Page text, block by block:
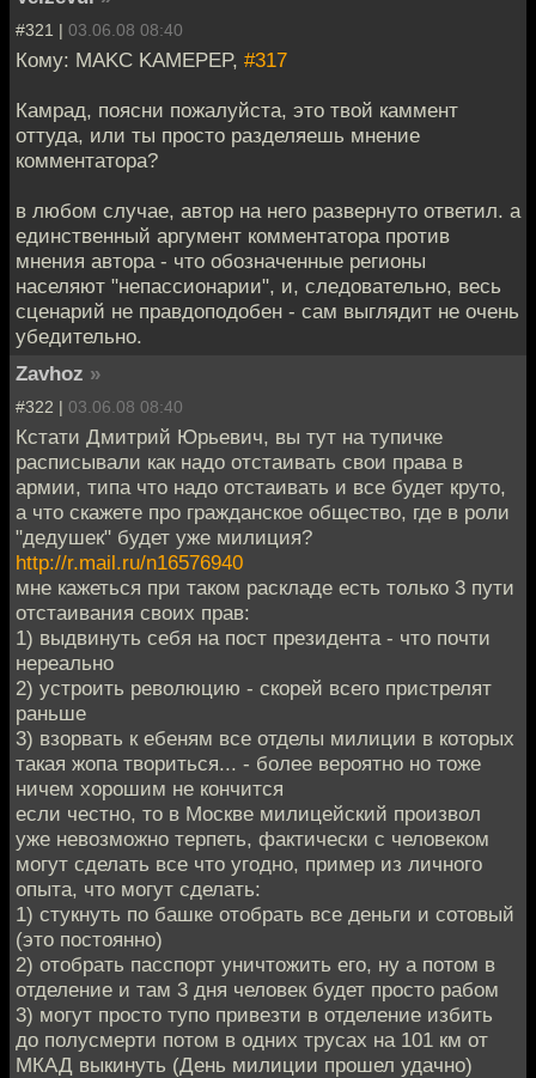
#321 | 03.06.08 08:40
Кому: MAKC KAMEPEP, #317
Камрад, поясни пожалуйста, это твой каммент
оттуда, или ты просто разделяешь мнение
комментатора?
в любом случае, автор на него развернуто ответил. а
единственный аргумент комментатора против
мнения автора - что обозначенные регионы
населяют "непассионарии", и, следовательно, весь
сценарий не правдоподобен - сам выглядит не очень
убедительно.
Zavhoz »
#322 | 03.06.08 08:40
Кстати Дмитрий Юрьевич, вы тут на тупичке
расписывали как надо отстаивать свои права в
армии, типа что надо отстаивать и все будет круто,
а что скажете про гражданское общество, где в роли
"дедушек" будет уже милиция?
http://r.mail.ru/n16576940
мне кажеться при таком раскладе есть только 3 пути
отстаивания своих прав:
1) выдвинуть себя на пост президента - что почти
нереально
2) устроить революцию - скорей всего пристрелят
раньше
3) взорвать к ебеням все отделы милиции в которых
такая жопа твориться... - более вероятно но тоже
ничем хорошим не кончится
если честно, то в Москве милицейский произвол
уже невозможно терпеть, фактически с человеком
могут сделать все что угодно, пример из личного
опыта, что могут сделать:
1) стукнуть по башке отобрать все деньги и сотовый
(это постоянно)
2) отобрать пасспорт уничтожить его, ну а потом в
отделение и там 3 дня человек будет просто рабом
3) могут просто тупо привезти в отделение избить
до полусмерти потом в одних трусах на 101 км от
МКАД выкинуть (День милиции прошел удачно)